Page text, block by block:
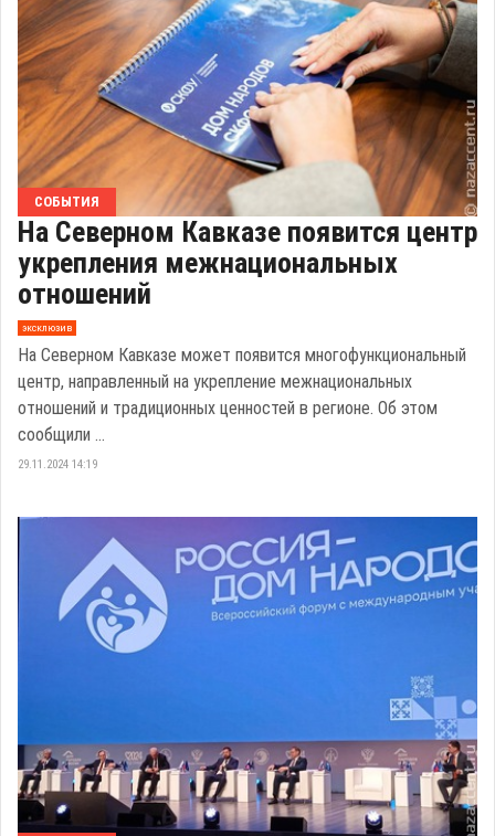
СОБЫТИЯ
На Северном Кавказе появится центр
укрепления межнациональных
отношений
эксклюзив
На Северном Кавказе может появится многофункциональный
центр, направленный на укрепление межнациональных
отношений и традиционных ценностей в регионе. Об этом
сообщили ...
29.11.2024 14:19